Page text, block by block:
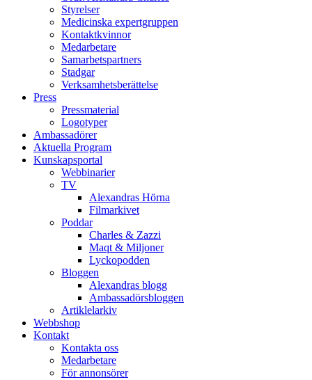
Styrelser
Medicinska expertgruppen
Kontaktkvinnor
Medarbetare
Samarbetspartners
Stadgar
Verksamhetsberättelse
Press
Pressmaterial
Logotyper
Ambassadörer
Aktuella Program
Kunskapsportal
Webbinarier
TV
Alexandras Hörna
Filmarkivet
Poddar
Charles & Zazzi
Maqt & Miljoner
Lyckopodden
Bloggen
Alexandras blogg
Ambassadörsbloggen
Artiklelarkiv
Webbshop
Kontakt
Kontakta oss
Medarbetare
För annonsörer